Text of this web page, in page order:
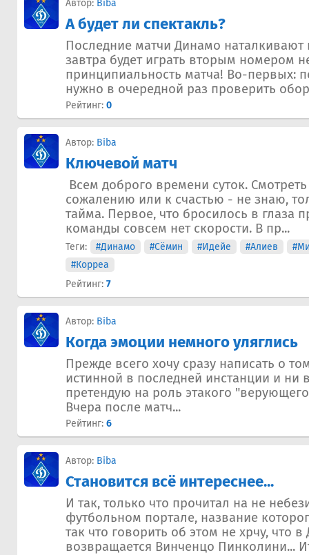
Автор: Biba
А будет ли спектакль?
Последние матчи Динамо наталкивают
завтра будет играть вторым номером
принципиальность матча! Во-первых:
нужно в очередной раз проверить
Рейтинг: 0
Автор: Biba
Ключевой матч
Всем доброго времени суток.
сожалению или к счастью - не знаю,
тайма. Первое, что бросилось в глаза
команды совсем нет скорости. В пр...
Теги: #Динамо #Сёмин #Идейе #Алиев
#Корреа
Рейтинг: 7
Автор: Biba
Когда эмоции немного уляглись
Прежде всего хочу сразу написать о
истинной в последней инстанции и ни
претендую на роль этакого
Вчера после матч...
Рейтинг: 6
Автор: Biba
Становится всё интереснее...
И так, только что прочитал на не
футбольном портале, название
так что говорить об этом не хрчу, что
возвращается Винченцо Пинколини...